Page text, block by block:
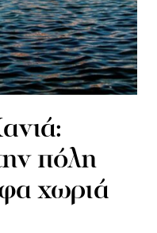
πόλη
χωριά